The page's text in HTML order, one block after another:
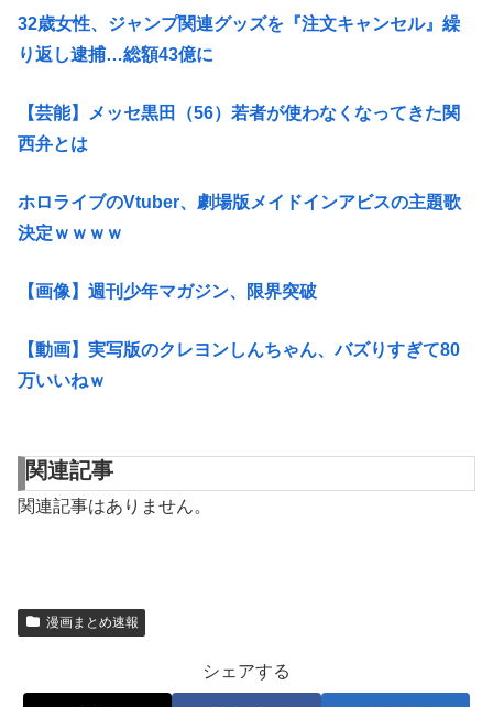
32歳女性、ジャンプ関連グッズを『注文キャンセル』繰
り返し逮捕…総額43億に
【芸能】メッセ黒田（56）若者が使わなくなってきた関
西弁とは
ホロライブのVtuber、劇場版メイドインアビスの主題歌
決定ｗｗｗｗ
【画像】週刊少年マガジン、限界突破
【動画】実写版のクレヨンしんちゃん、バズりすぎて80
万いいねｗ
関連記事
関連記事はありません。
漫画まとめ速報
シェアする